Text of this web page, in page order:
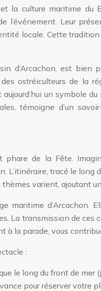
la culture maritime du
Leur
locale. Cette
d’Arcachon, est bien
ostréiculteurs de la
un symbole
témoigne d’un
phare de la Fête.
L’itinéraire, tracé le long
varient, ajoutant
maritime d’Arcachon.
La transmission de ces
à la parade, vous
:
le long du front de mer
pour réserver votre